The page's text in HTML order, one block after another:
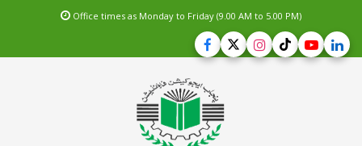
Office times as Monday to Friday (9.00 AM to 5.00 PM)